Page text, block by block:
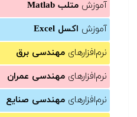
آموزش متلب Matlab
آموزش اکسل Excel
نرم‌افزارهای مهندسی برق
نرم‌افزارهای مهندسی عمران
نرم‌افزارهای مهندسی صنایع